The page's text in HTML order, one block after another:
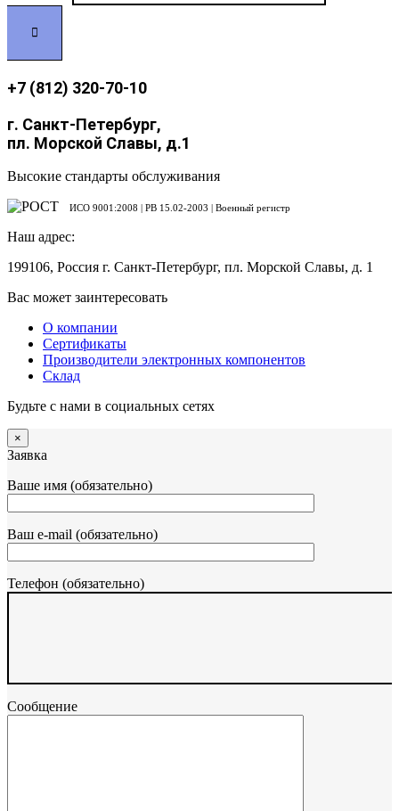
+7 (812) 320-70-10
г. Санкт-Петербург,
пл. Морской Славы, д.1
Высокие стандарты обслуживания
ИСО 9001:2008 | PB 15.02-2003 | Военный регистр
Наш адрес:
199106, Россия г. Санкт-Петербург, пл. Морской Славы, д. 1
Вас может заинтересовать
О компании
Сертификаты
Производители электронных компонентов
Склад
Будьте с нами в социальных сетях
×
Заявка
Ваше имя (обязательно)
Ваш e-mail (обязательно)
Телефон (обязательно)
Сообщение